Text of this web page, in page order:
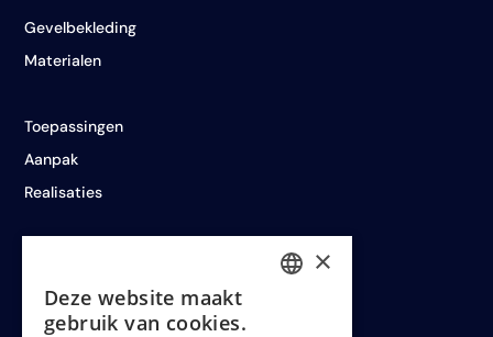
Gevelbekleding
Materialen
Toepassingen
Aanpak
Realisaties
LEGAL
×
Deze website maakt
gebruik van cookies.